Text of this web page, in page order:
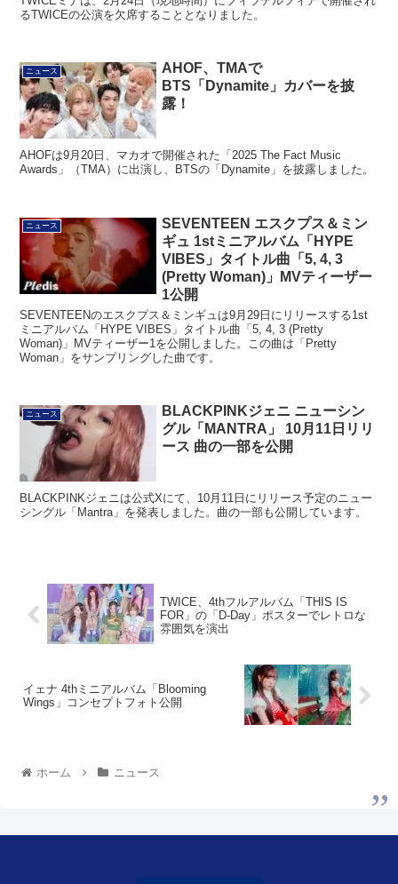
るTWICEの公演を欠席することとなりました。
ニュース
AHOF、TMAで
BTS「Dynamite」カバーを披
露！
AHOFは9月20日、マカオで開催された「2025 The Fact Music
Awards」（TMA）に出演し、BTSの「Dynamite」を披露しました。
ニュース
SEVENTEEN エスクプス＆ミン
ギュ 1stミニアルバム「HYPE
VIBES」タイトル曲「5, 4, 3
(Pretty Woman)」MVティーザー
1公開
SEVENTEENのエスクプス＆ミンギュは9月29日にリリースする1st
ミニアルバム「HYPE VIBES」タイトル曲「5, 4, 3 (Pretty
Woman)」MVティーザー1を公開しました。この曲は「Pretty
Woman」をサンプリングした曲です。
ニュース
BLACKPINKジェニ ニューシン
グル「MANTRA」 10月11日リリ
ース 曲の一部を公開
BLACKPINKジェニは公式Xにて、10月11日にリリース予定のニュー
シングル「Mantra」を発表しました。曲の一部も公開しています。
TWICE、4thフルアルバム「THIS IS
FOR」の「D-Day」ポスターでレトロな
雰囲気を演出
イェナ 4thミニアルバム「Blooming
Wings」コンセプトフォト公開
ホーム ニュース